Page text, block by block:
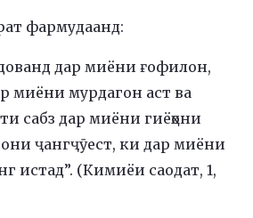
фармудаанд:
дар миёни ғофилон,
миёни мурдагон аст ва
сабз дар миёни гиёҳони
ҷангҷӯест, ки дар миёни
истад”. (Кимиёи саодат, 1,